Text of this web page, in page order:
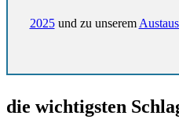
2025und zu unserem
die wichtigsten